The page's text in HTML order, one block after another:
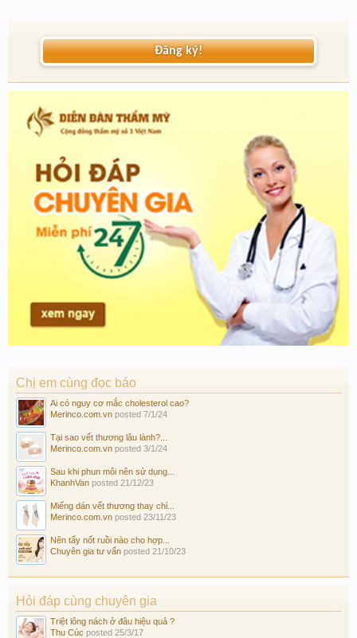
Đăng ký!
Chị em cùng đọc báo
Ai có nguy cơ mắc cholesterol cao?
Merinco.com.vn posted 7/1/24
Tại sao vết thương lâu lành?...
Merinco.com.vn posted 3/1/24
Sau khi phun môi nên sử dụng...
KhanhVan posted 21/12/23
Miếng dán vết thương thay chỉ...
Merinco.com.vn posted 23/11/23
Nên tẩy nốt ruồi nào cho hợp...
Chuyên gia tư vấn posted 21/10/23
Hỏi đáp cùng chuyên gia
Triệt lông nách ở đâu hiệu quả ?
Thu Cúc posted 25/3/17